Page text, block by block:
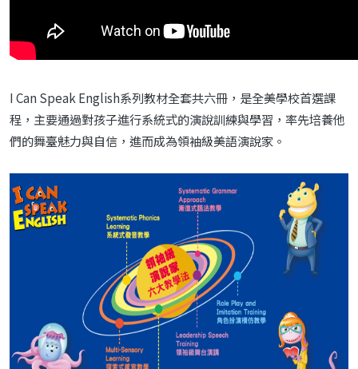
I Can Speak English系列教材全套共六冊，是全美學校首選課
程，主要通過對孩子進行系統式的演說訓練與學習，率先培養他
們的舞臺魅力與自信，進而成為領袖級美語演說家。